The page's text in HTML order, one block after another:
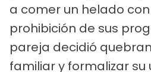
a comer un helado con
prohibición de sus
pareja decidió
familiar y formalizar su